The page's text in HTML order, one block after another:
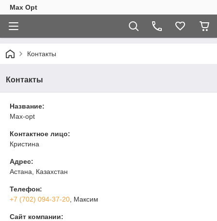
Max Opt
Контакты
Контакты
Название:
Max-opt
Контактное лицо:
Кристина
Адрес:
Астана, Казахстан
Телефон:
+7 (702) 094-37-20 , Максим
Сайт компании: